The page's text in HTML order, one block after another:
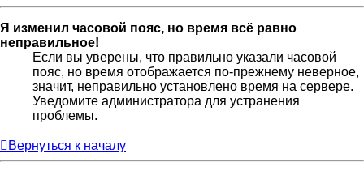
Я изменил часовой пояс, но время всё равно
неправильное!
Если вы уверены, что правильно указали часовой
пояс, но время отображается по-прежнему неверное,
значит, неправильно установлено время на сервере.
Уведомите администратора для устранения
проблемы.
Вернуться к началу